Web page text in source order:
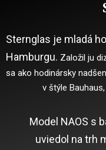
Sternglas je mladá
Hamburgu. Založil ju
sa ako hodinársky
v štýle
Model NAOS s
uviedol na trh